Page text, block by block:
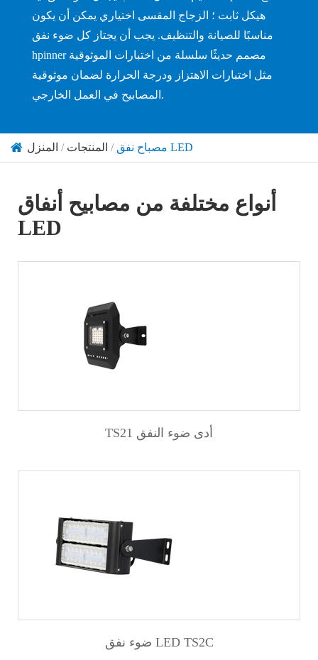
هيكل ثابت ؛ الزجاج المقسى اختياري يمكن أن يكون
مناسبًا للصيانة والتنظيف. يجب أن يجتاز كل ضوء نفق
hpinner مصمم حديثًا سلسلة من اختبارات الموثوقية
مثل اختبارات الاهتزاز ودرجة الحرارة لضمان موثوقية
المصابيح في العمل الخارجي.
المنزل المنتجات مصباح نفق LED
أنواع مختلفة من مصابيح أنفاق
LED
TS21 أدى ضوء النفق
ضوء نفق LED TS2C